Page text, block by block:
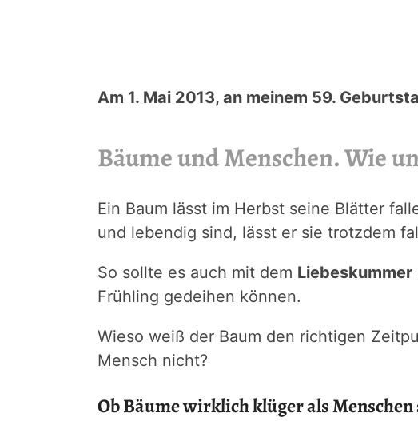
Am 1. Mai 2013, an meinem 59.
Bäume und Menschen. Wie
Ein Baum lässt im Herbst seine Blätter
und lebendig sind, lässt er sie trotzdem
So sollte es auch mit dem Liebeskummer
Frühling gedeihen können.
Wieso weiß der Baum den richtigen
Mensch nicht?
Ob Bäume wirklich klüger als Menschen